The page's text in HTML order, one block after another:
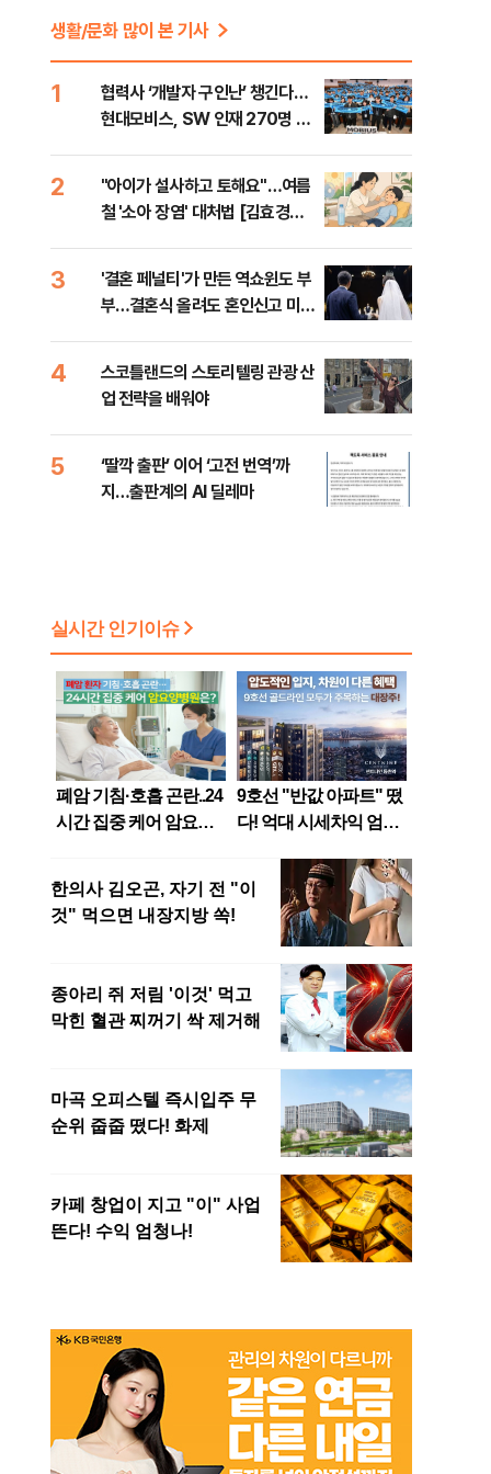
생활/문화 많이 본 기사
1
협력사 ‘개발자 구인난’ 챙긴다…
현대모비스, SW 인재 270명 육
2
"아이가 설사하고 토해요"…여름
철 '소아 장염' 대처법 [김효경의
3
'결혼 페널티'가 만든 역쇼윈도 부
부…결혼식 올려도 혼인신고 미룬
4
스코틀랜드의 스토리텔링 관광 산
업 전략을 배워야
5
‘딸깍 출판’ 이어 ‘고전 번역’까
지…출판계의 AI 딜레마